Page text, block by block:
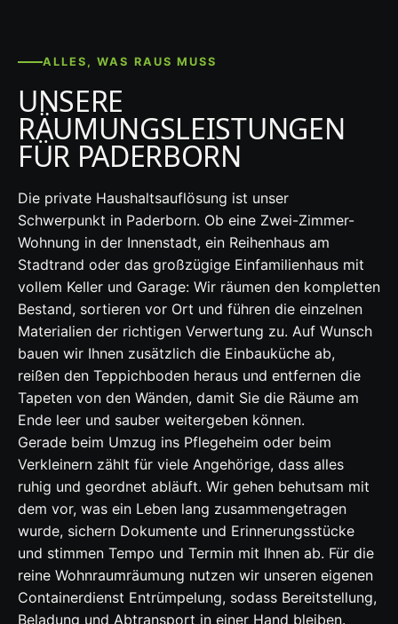
ALLES, WAS RAUS MUSS
UNSERE
RÄUMUNGSLEISTUNGEN
FÜR PADERBORN
Die private Haushaltsauflösung ist unser
Schwerpunkt in Paderborn. Ob eine Zwei-Zimmer-
Wohnung in der Innenstadt, ein Reihenhaus am
Stadtrand oder das großzügige Einfamilienhaus mit
vollem Keller und Garage: Wir räumen den kompletten
Bestand, sortieren vor Ort und führen die einzelnen
Materialien der richtigen Verwertung zu. Auf Wunsch
bauen wir Ihnen zusätzlich die Einbauküche ab,
reißen den Teppichboden heraus und entfernen die
Tapeten von den Wänden, damit Sie die Räume am
Ende leer und sauber weitergeben können.
Gerade beim Umzug ins Pflegeheim oder beim
Verkleinern zählt für viele Angehörige, dass alles
ruhig und geordnet abläuft. Wir gehen behutsam mit
dem vor, was ein Leben lang zusammengetragen
wurde, sichern Dokumente und Erinnerungsstücke
und stimmen Tempo und Termin mit Ihnen ab. Für die
reine Wohnraumräumung nutzen wir unseren eigenen
Containerdienst Entrümpelung, sodass Bereitstellung,
Beladung und Abtransport in einer Hand bleiben.